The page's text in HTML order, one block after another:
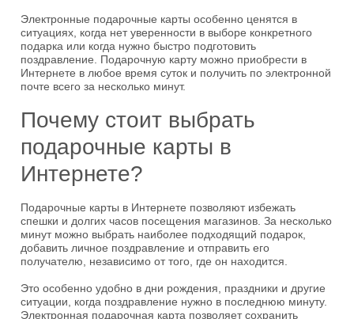
Электронные подарочные карты особенно ценятся в
ситуациях, когда нет уверенности в выборе конкретного
подарка или когда нужно быстро подготовить
поздравление. Подарочную карту можно приобрести в
Интернете в любое время суток и получить по электронной
почте всего за несколько минут.
Почему стоит выбрать
подарочные карты в
Интернете?
Подарочные карты в Интернете позволяют избежать
спешки и долгих часов посещения магазинов. За несколько
минут можно выбрать наиболее подходящий подарок,
добавить личное поздравление и отправить его
получателю, независимо от того, где он находится.
Это особенно удобно в дни рождения, праздники и другие
ситуации, когда поздравление нужно в последнюю минуту.
Электронная подарочная карта позволяет сохранить